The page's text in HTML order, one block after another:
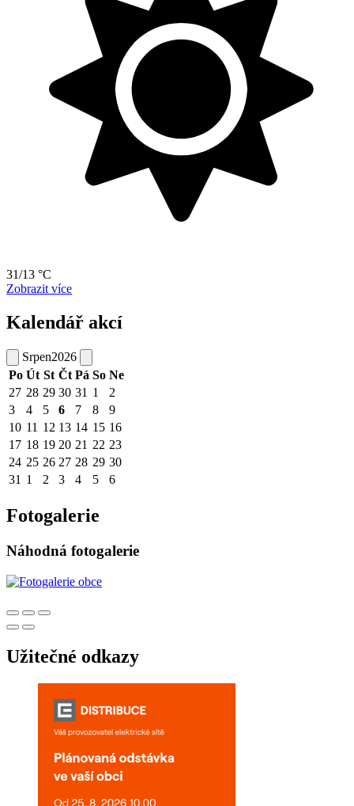
31/13 °C
Zobrazit více
Kalendář akcí
Srpen2026
Po Út St Čt Pá So Ne
27 28 29 30 31 1
2
3
4 5 6 7 8
9
10 11 12 13 14 15 16
17 18 19 20 21 22 23
24 25 26 27 28 29 30
31 1 2 3 4 5 6
Fotogalerie
Náhodná fotogalerie
Užitečné odkazy